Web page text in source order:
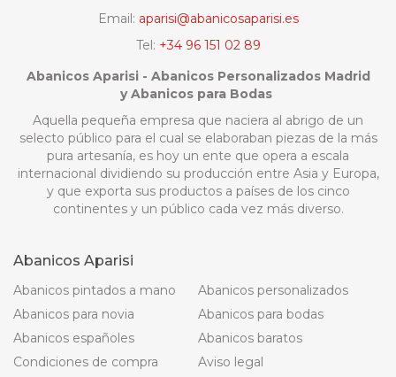
Email: aparisi@abanicosaparisi.es
Tel: +34 96 151 02 89
Abanicos Aparisi - Abanicos Personalizados Madrid
y Abanicos para Bodas
Aquella pequeña empresa que naciera al abrigo de un
selecto público para el cual se elaboraban piezas de la más
pura artesanía, es hoy un ente que opera a escala
internacional dividiendo su producción entre Asia y Europa,
y que exporta sus productos a países de los cinco
continentes y un público cada vez más diverso.
Abanicos Aparisi
Abanicos pintados a mano
Abanicos personalizados
Abanicos para novia
Abanicos para bodas
Abanicos españoles
Abanicos baratos
Condiciones de compra
Aviso legal